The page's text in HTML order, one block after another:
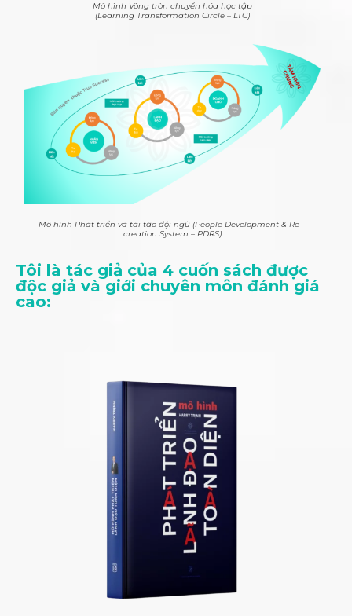
Mô hình Vòng tròn chuyển hóa học tập
(Learning Transformation Circle – LTC)
Mô hình Phát triển và tái tạo đội ngũ (People Development & Re –
creation System – PDRS)
Tôi là tác giả của 4 cuốn sách được
độc giả và giới chuyên môn đánh giá
cao: